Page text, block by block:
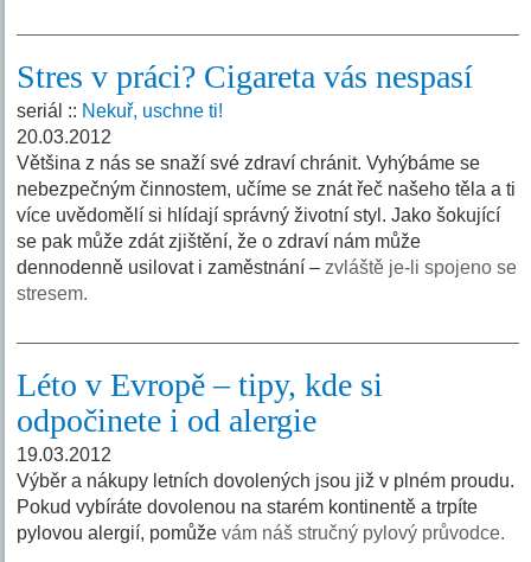
Stres v práci? Cigareta vás nespasí
seriál :: Nekuř, uschne ti!
20.03.2012
Většina z nás se snaží své zdraví chránit. Vyhýbáme se
nebezpečným činnostem, učíme se znát řeč našeho těla a ti
více uvědomělí si hlídají správný životní styl. Jako šokující
se pak může zdát zjištění, že o zdraví nám může
dennodenně usilovat i zaměstnání – zvláště je-li spojeno se
stresem.
Léto v Evropě – tipy, kde si
odpočinete i od alergie
19.03.2012
Výběr a nákupy letních dovolených jsou již v plném proudu.
Pokud vybíráte dovolenou na starém kontinentě a trpíte
pylovou alergií, pomůževám náš stručný pylový průvodce.